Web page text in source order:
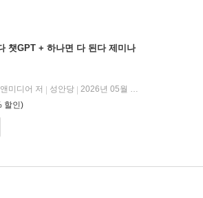
챗GPT + 하나면 다 된다 제미나
미디어 저
성안당
2026년 05월 20일
할인)